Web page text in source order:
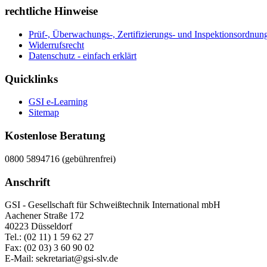
rechtliche Hinweise
Prüf-, Überwachungs-, Zertifizierungs- und
Widerrufsrecht
Datenschutz - einfach erklärt
Quicklinks
GSI e-Learning
Sitemap
Kostenlose Beratung
0800 5894716 (gebührenfrei)
Anschrift
GSI - Gesellschaft für Schweißtechnik International mbH
Aachener Straße 172
40223 Düsseldorf
Tel.: (02 11) 1 59 62 27
Fax: (02 03) 3 60 90 02
E-Mail: sekretariat@gsi-slv.de